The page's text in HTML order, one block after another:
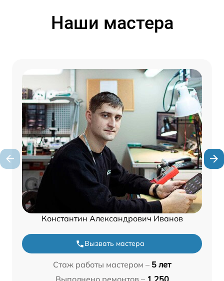
Наши мастера
Константин Александрович Иванов
Вызвать мастера
Стаж работы мастером – 5 лет